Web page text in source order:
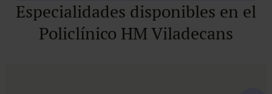
Especialidades disponibles en el
Policlínico HM Viladecans